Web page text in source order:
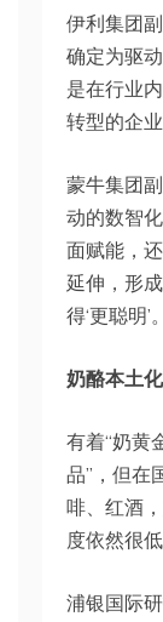
伊利集团
确定为驱
是在行业
转型的企
蒙牛集团
动的数智
面赋能，
延伸，形
得‘更聪明’
奶酪本土
有着“奶黄
品”，但在
啡、红酒
度依然很低
浦银国际